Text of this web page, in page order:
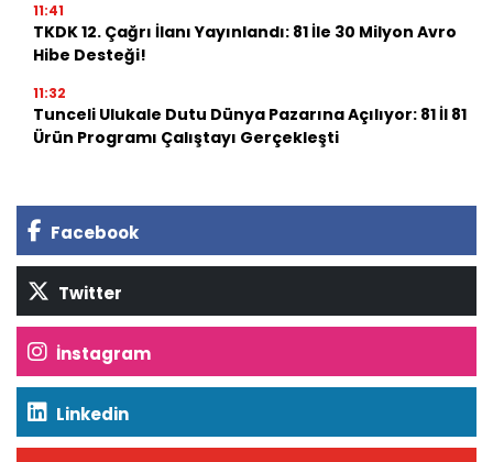
11:41
TKDK 12. Çağrı İlanı Yayınlandı: 81 İle 30 Milyon Avro
Hibe Desteği!
11:32
Tunceli Ulukale Dutu Dünya Pazarına Açılıyor: 81 İl 81
Ürün Programı Çalıştayı Gerçekleşti
Facebook
Twitter
İnstagram
Linkedin